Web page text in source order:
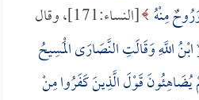
مِنْهُ
[النساء:171]، وقال
اللَّهِ وَقَالَتِ النَّصَارَى الْمَسِيحُ
يُضَاهِئُونَ قَوْلَ الَّذِينَ كَفَرُوا مِنْ